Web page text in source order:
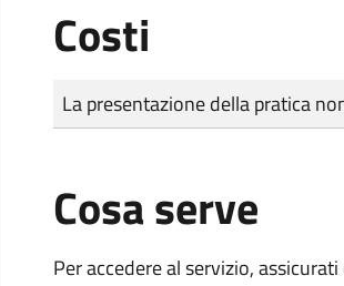
Costi
Tipo di pagamento
Importo
La presentazione della pratica
Cosa serve
Per accedere al servizio,